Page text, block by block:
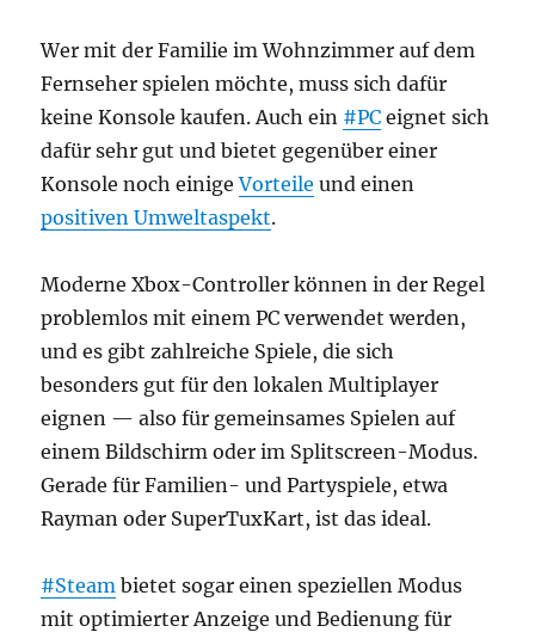
Wer mit der Familie im Wohnzimmer auf dem
Fernseher spielen möchte, muss sich dafür
keine Konsole kaufen. Auch ein #PC eignet sich
dafür sehr gut und bietet gegenüber einer
Konsole noch einigeVorteile und einen
positiven Umweltaspekt.
Moderne Xbox-Controller können in der Regel
problemlos mit einem PC verwendet werden,
und es gibt zahlreiche Spiele, die sich
besonders gut für den lokalen Multiplayer
eignen — also für gemeinsames Spielen auf
einem Bildschirm oder im Splitscreen-Modus.
Gerade für Familien- und Partyspiele, etwa
Rayman oder SuperTuxKart, ist das ideal.
#Steam bietet sogar einen speziellen Modus
mit optimierter Anzeige und Bedienung für